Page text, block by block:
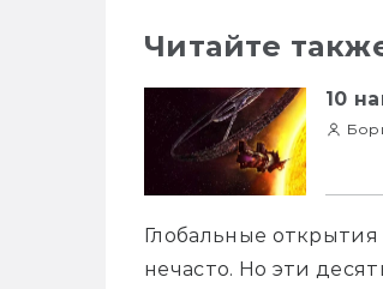
Читайте
10
Глобальные
нечасто. Но эти